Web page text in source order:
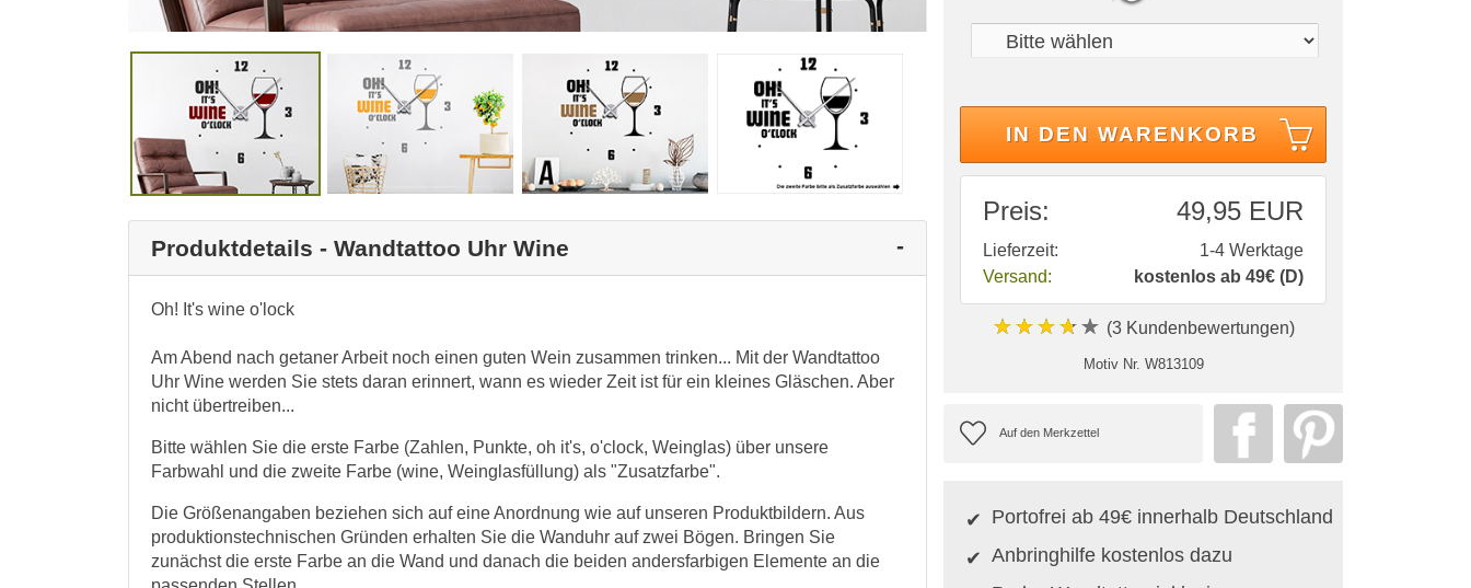
Produktdetails - Wandtattoo Uhr Wine
Oh! It's wine o'lock
Am Abend nach getaner Arbeit noch einen guten Wein zusammen trinken... Mit der Wandtattoo
Uhr Wine werden Sie stets daran erinnert, wann es wieder Zeit ist für ein kleines Gläschen. Aber
nicht übertreiben...
Bitte wählen Sie die erste Farbe (Zahlen, Punkte, oh it's, o'clock, Weinglas) über unsere
Farbwahl und die zweite Farbe (wine, Weinglasfüllung) als "Zusatzfarbe".
Die Größenangaben beziehen sich auf eine Anordnung wie auf unseren Produktbildern. Aus
produktionstechnischen Gründen erhalten Sie die Wanduhr auf zwei Bögen. Bringen Sie
zunächst die erste Farbe an die Wand und danach die beiden andersfarbigen Elemente an die
IN DEN WARENKORB
Preis: 49,95 EUR
Lieferzeit:
1-4 Werktage
Versand:
kostenlos ab 49€ (D)
★★★★★ (3 Kundenbewertungen)
Motiv Nr. W813109
Portofrei ab 49€ innerhalb Deutschland
Anbringhilfe kostenlos dazu